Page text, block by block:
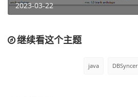
2023-03-22
继续看这个主题
java DBSyncer